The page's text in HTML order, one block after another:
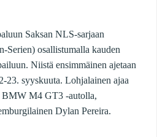
Saksan NLS-sarjaan
Serien) osallistumalla kauden
Niistä ensimmäinen ajetaan
23. syyskuuta. Lohjalainen ajaa
BMW M4 GT3 -autolla,
Dylan Pereira.